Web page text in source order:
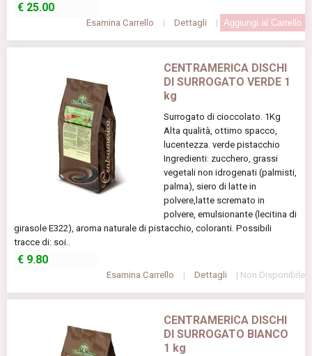
€ 25.00
Esamina Carrello | Dettagli |
CENTRAMERICA DISCHI
DI SURROGATO VERDE 1
kg
Surrogato di cioccolato. 1Kg
Alta qualità, ottimo spacco,
lucentezza. verde pistacchio
Ingredienti: zucchero, grassi
vegetali non idrogenati (palmisti,
palma), siero di latte in
polvere,latte scremato in
polvere, emulsionante (lecitina di
girasole E322), aroma naturale di pistacchio, coloranti. Possibili
tracce di: soi..
€ 9.80
Esamina Carrello | Dettagli | Non Disponibile
CENTRAMERICA DISCHI
DI SURROGATO BIANCO
1 kg